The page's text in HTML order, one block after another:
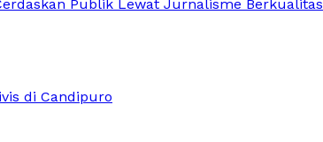
Publik Lewat Jurnalisme Berkualitas
di Candipuro